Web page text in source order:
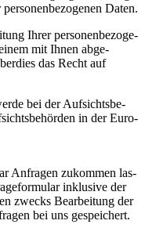
Daten.
Ihrer per­so­nen­be­zo­ge­
mit Ihnen abge­
das Recht auf
bei der Auf­sichts­be­
in der Euro­
Anfra­gen zukom­men las­
inklu­si­ve der
zwecks Bear­bei­tung der
bei uns gespei­chert.